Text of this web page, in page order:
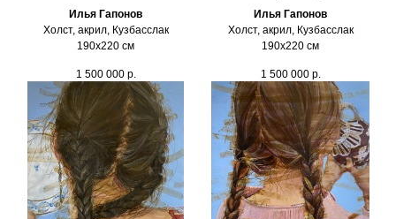
Илья Гапонов
Холст, акрил, Кузбасслак
190х220 см
1 500 000 р.
Илья Гапонов
Холст, акрил, Кузбасслак
190х220 см
1 500 000 р.